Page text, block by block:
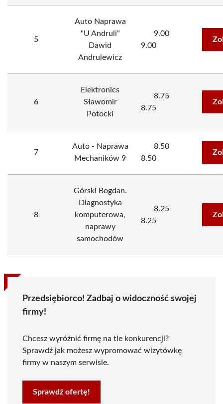
5
Auto Naprawa
"U Andruli"
Dawid
Andrulewicz
9.00
9.00
6
Elektronics
Sławomir
Potocki
8.75
8.75
7
Auto - Naprawa
Mechaników 9
8.50
8.50
8
Górski Bogdan.
Diagnostyka
komputerowa,
naprawy
samochodów
8.25
8.25
Przedsiębiorco! Zadbaj o widoczność swojej
firmy!
Chcesz wyróżnić firmę na tle konkurencji?
Sprawdź jak możesz wypromować wizytówkę
firmy w naszym serwisie.
Sprawdź ofertę!